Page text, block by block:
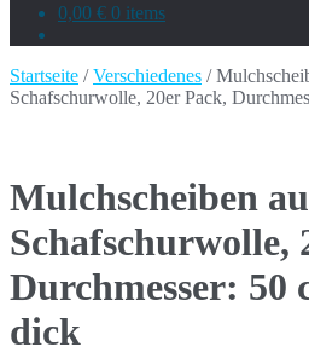
0,00 € 0 items
Startseite /Verschiedenes /
Schafschurwolle, 20er Pack,
Mulchscheiben
Schafschurwolle,
Durchmesser: 50
dick